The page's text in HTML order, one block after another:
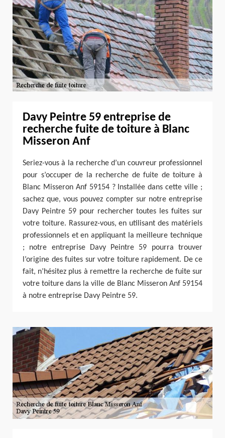
Davy Peintre 59 entreprise de
recherche fuite de toiture à Blanc
Misseron Anf
Seriez-vous à la recherche d’un couvreur professionnel
pour s’occuper de la recherche de fuite de toiture à
Blanc Misseron Anf 59154 ? Installée dans cette ville ;
sachez que, vous pouvez compter sur notre entreprise
Davy Peintre 59 pour rechercher toutes les fuites sur
votre toiture. Rassurez-vous, en utilisant des matériels
professionnels et en appliquant la meilleure technique
; notre entreprise Davy Peintre 59 pourra trouver
l’origine des fuites sur votre toiture rapidement. De ce
fait, n’hésitez plus à remettre la recherche de fuite sur
votre toiture dans la ville de Blanc Misseron Anf 59154
à notre entreprise Davy Peintre 59.